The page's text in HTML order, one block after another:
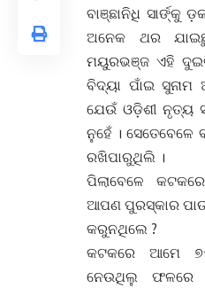
ବାଞ୍ଛାନିଧି ସାର୍ଙ୍କୁ
ଅନେକ ଥର
ମୟୁରଭଞ୍ଜ ଏହି
ବିଦ୍ୟା ପାଁଇ ସୁନାମ
ଯେଉଁ ଓଡ଼ିଶୀ ନୃତ୍ୟ
ନୁହେଁ ।
ରଖିପାରୁଥିଲି ।
ପିଲାବେଳେ
ଆପଣ ପୁରସ୍କାର
କରୁନଥିଲେ ?
କଟକରେ ଆମେ
ନେଉଥିଲୁ ଫଳରେ